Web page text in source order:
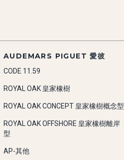
AUDEMARS PIGUET 愛彼
CODE 11.59
ROYAL OAK 皇家橡樹
ROYAL OAK CONCEPT 皇家橡樹概念型
ROYAL OAK OFFSHORE 皇家橡樹離岸
型
AP-其他